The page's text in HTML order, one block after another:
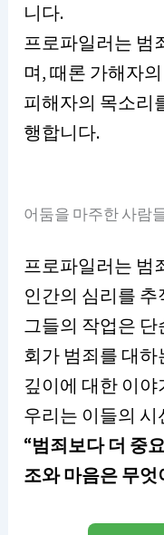
니다.
프로파일러는 범
며, 때론 가해자
피해자의 목소리
행합니다.
어둠을 마주한 사람
프로파일러는 범
인간의 심리를 추
그들의 작업은
회가 범죄를 대
깊이에 대한 이야
우리는 이들의
“범죄보다 더 중
조와 마음은 무엇